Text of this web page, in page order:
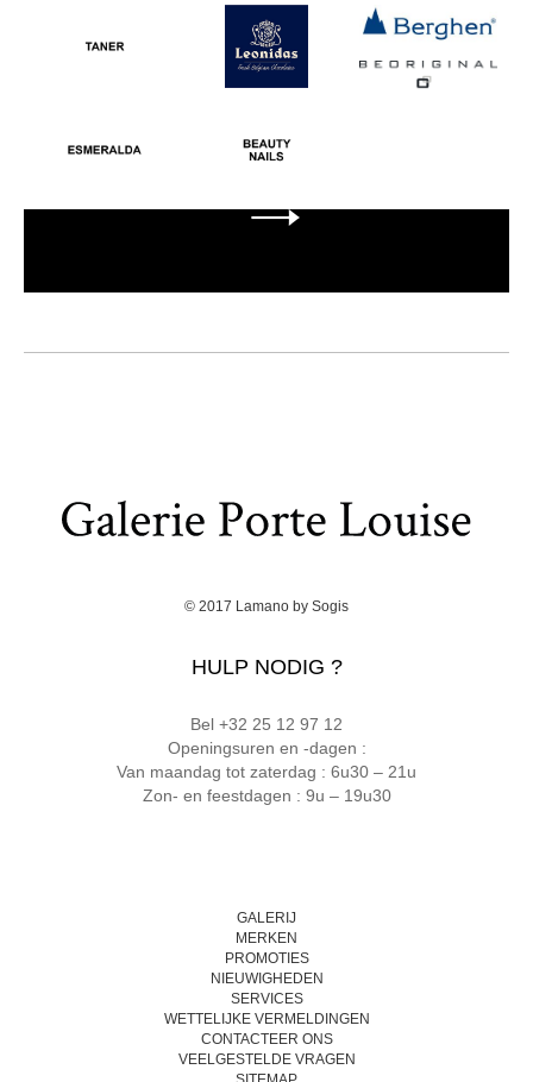
© 2017 Lamano by Sogis
HULP NODIG ?
Bel +32 25 12 97 12
Openingsuren en -dagen :
Van maandag tot zaterdag : 6u30 – 21u
Zon- en feestdagen : 9u – 19u30
GALERIJ
MERKEN
PROMOTIES
NIEUWIGHEDEN
SERVICES
WETTELIJKE VERMELDINGEN
CONTACTEER ONS
VEELGESTELDE VRAGEN